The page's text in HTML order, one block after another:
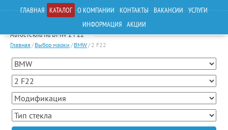
ГЛАВНАЯ КАТАЛОГ О КОМПАНИИ КОНТАКТЫ ВАКАНСИИ УСЛУГИ
ИНФОРМАЦИЯ АКЦИИ
Автостекла на BMW 2 F22
Главная / Выбор марки / BMW/ 2 F22